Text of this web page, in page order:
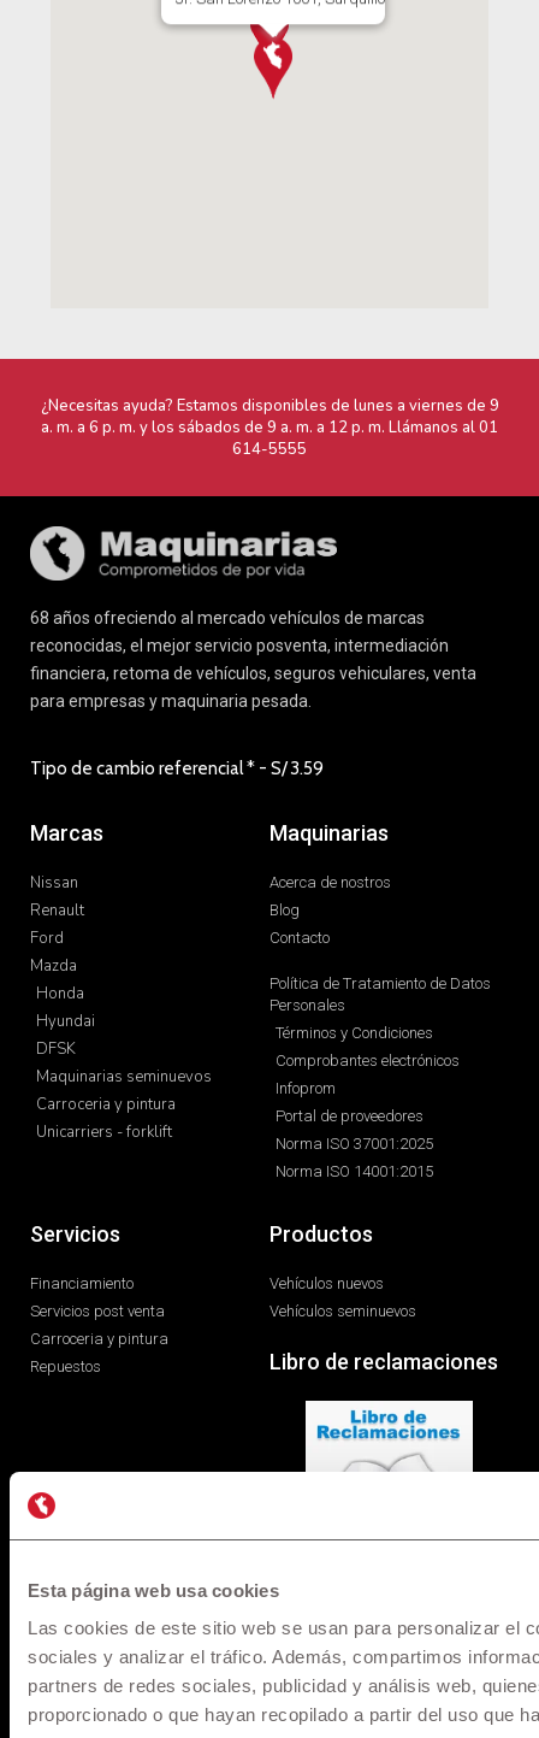
Esta página web usa cookies
Las cookies de este sitio web se usan para personalizar el
sociales y analizar el tráfico. Además, compartimos
partners de redes sociales, publicidad y análisis web,
proporcionado o que hayan recopilado a partir del uso que
¿Necesitas ayuda? Estamos disponibles de lunes a viernes de 9
a. m. a 6 p. m. y los sábados de 9 a. m. a 12 p. m. Llámanos al01
614-5555
68 años ofreciendo al mercado vehículos de marcas
reconocidas, el mejor servicio posventa, intermediación
financiera, retoma de vehículos, seguros vehiculares, venta
para empresas y maquinaria pesada.
Tipo de cambio referencial * - S/3.59
Marcas
Nissan
Renault
Ford
Mazda
Honda
Hyundai
DFSK
Maquinarias seminuevos
Carroceria y pintura
Unicarriers - forklift
Maquinarias
Acerca de nostros
Blog
Contacto
Política de Tratamiento de Datos
Personales
Términos y Condiciones
Comprobantes electrónicos
Infoprom
Portal de proveedores
Norma ISO 37001:2025
Norma ISO 14001:2015
Servicios
Financiamiento
Servicios post venta
Carroceria y pintura
Repuestos
Productos
Vehículos nuevos
Vehículos seminuevos
Libro de reclamaciones
* Los precios y versiones de los modelos mostrados en
maquinarias.pe están basados en información disponible al
momento de la publicación y son referenciales, los cuales
pueden sufrir modificaciones sin previo aviso. Todos los